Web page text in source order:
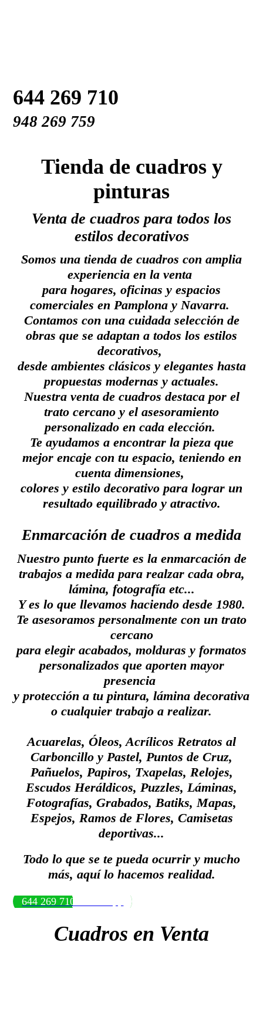
644 269 710
948 269 759
Tienda de cuadros y
pinturas
Venta de cuadros para todos los
estilos decorativos
Somos una tienda de cuadros con amplia
experiencia en la venta
para hogares, oficinas y espacios
comerciales en Pamplona y Navarra.
Contamos con una cuidada selección de
obras que se adaptan a todos los estilos
decorativos,
desde ambientes clásicos y elegantes hasta
propuestas modernas y actuales.
Nuestra venta de cuadros destaca por el
trato cercano y el asesoramiento
personalizado en cada elección.
Te ayudamos a encontrar la pieza que
mejor encaje con tu espacio, teniendo en
cuenta dimensiones,
colores y estilo decorativo para lograr un
resultado equilibrado y atractivo.
Enmarcación de cuadros a medida
Nuestro punto fuerte es la enmarcación de
trabajos a medida para realzar cada obra,
lámina, fotografía etc...
Y es lo que llevamos haciendo desde 1980.
Te asesoramos personalmente con un trato
cercano
para elegir acabados, molduras y formatos
personalizados que aporten mayor
presencia
y protección a tu pintura, lámina decorativa
o cualquier trabajo a realizar.
Acuarelas, Óleos, Acrílicos Retratos al
Carboncillo y Pastel, Puntos de Cruz,
Pañuelos, Papiros, Txapelas, Relojes,
Escudos Heráldicos, Puzzles, Láminas,
Fotografías, Grabados, Batiks, Mapas,
Espejos, Ramos de Flores, Camisetas
deportivas...
Todo lo que se te pueda ocurrir y mucho
más, aquí lo hacemos realidad.
644 269 710 WhatsApp
Cuadros en Venta